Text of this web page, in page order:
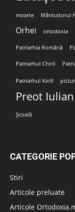
moarte Mântuitorul
Orhei ortodoxia
Patriarhia Română
Patriarhul Chiril
Patriarhul Kirill
Preot
Școală
CATEGORIE
Stiri
Articole preluate
Articole